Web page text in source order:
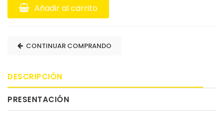
Añadir al carrito
CONTINUAR COMPRANDO
DESCRIPCIÓN
PRESENTACIÓN